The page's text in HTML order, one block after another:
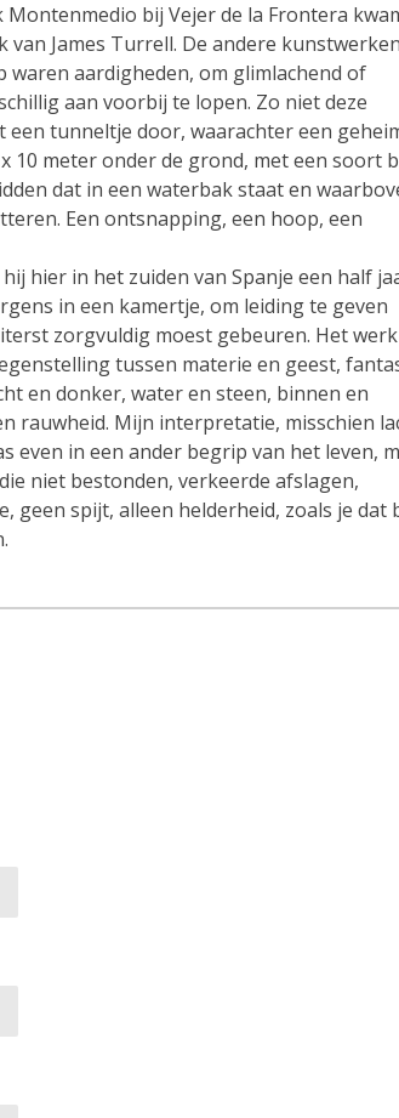
bij Vejer de la Frontera
van James Turrell. De andere
waren aardigheden, om glimlachend of
aan voorbij te lopen. Zo niet deze
een tunneltje door, waarachter een
10 meter onder de grond, met een soort
dat in een waterbak staat en
Een ontsnapping, een hoop, een
hier in het zuiden van Spanje een half
in een kamertje, om leiding te geven
zorgvuldig moest gebeuren. Het
tussen materie en geest,
en donker, water en steen, binnen en
rauwheid. Mijn interpretatie, misschien
even in een ander begrip van het leven,
niet bestonden, verkeerde afslagen,
geen spijt, alleen helderheid, zoals je dat